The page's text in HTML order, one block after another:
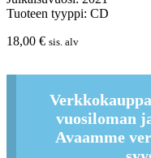
Tuoteen tyyppi: CD
18,00 € sis. alv
vuosiloman
Avaamme